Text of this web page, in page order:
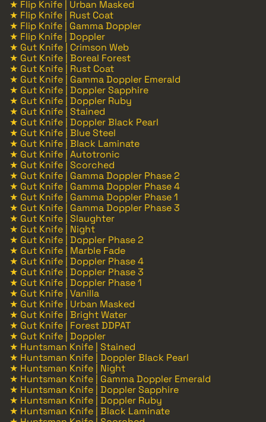
★ Flip Knife | Urban Masked
★ Flip Knife | Rust Coat
★ Flip Knife | Gamma Doppler
★ Flip Knife | Doppler
★ Gut Knife | Crimson Web
★ Gut Knife | Boreal Forest
★ Gut Knife | Rust Coat
★ Gut Knife | Gamma Doppler Emerald
★ Gut Knife | Doppler Sapphire
★ Gut Knife | Doppler Ruby
★ Gut Knife | Stained
★ Gut Knife | Doppler Black Pearl
★ Gut Knife | Blue Steel
★ Gut Knife | Black Laminate
★ Gut Knife | Autotronic
★ Gut Knife | Scorched
★ Gut Knife | Gamma Doppler Phase 2
★ Gut Knife | Gamma Doppler Phase 4
★ Gut Knife | Gamma Doppler Phase 1
★ Gut Knife | Gamma Doppler Phase 3
★ Gut Knife | Slaughter
★ Gut Knife | Night
★ Gut Knife | Doppler Phase 2
★ Gut Knife | Marble Fade
★ Gut Knife | Doppler Phase 4
★ Gut Knife | Doppler Phase 3
★ Gut Knife | Doppler Phase 1
★ Gut Knife | Vanilla
★ Gut Knife | Urban Masked
★ Gut Knife | Bright Water
★ Gut Knife | Forest DDPAT
★ Gut Knife | Doppler
★ Huntsman Knife | Stained
★ Huntsman Knife | Doppler Black Pearl
★ Huntsman Knife | Night
★ Huntsman Knife | Gamma Doppler Emerald
★ Huntsman Knife | Doppler Sapphire
★ Huntsman Knife | Doppler Ruby
★ Huntsman Knife | Black Laminate